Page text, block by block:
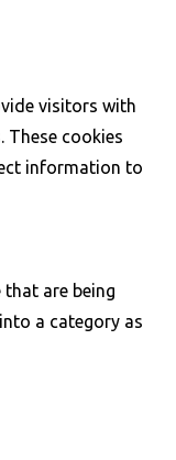
visitors with
These cookies
information to
are being
a category as